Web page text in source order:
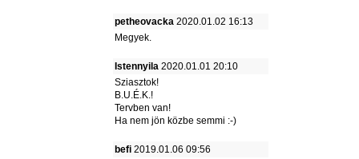
petheovacka 2020.01.02 16:13
Megyek.
Istennyila 2020.01.01 20:10
Sziasztok!
B.U.É.K.!
Tervben van!
Ha nem jön közbe semmi :-)
befi 2019.01.06 09:56